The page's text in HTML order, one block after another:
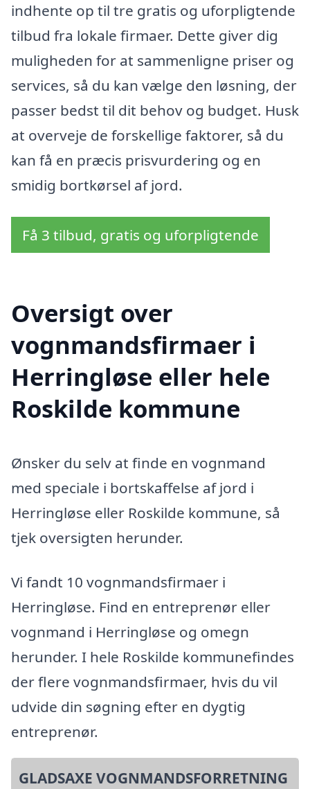
indhente op til tre gratis og uforpligtende
tilbud fra lokale firmaer. Dette giver dig
muligheden for at sammenligne priser og
services, så du kan vælge den løsning, der
passer bedst til dit behov og budget. Husk
at overveje de forskellige faktorer, så du
kan få en præcis prisvurdering og en
smidig bortkørsel af jord.
Få 3 tilbud, gratis og uforpligtende
Oversigt over
vognmandsfirmaer i
Herringløse eller hele
Roskilde kommune
Ønsker du selv at finde en vognmand
med speciale i bortskaffelse af jord i
Herringløse eller Roskilde kommune, så
tjek oversigten herunder.
Vi fandt 10 vognmandsfirmaer i
Herringløse. Find en entreprenør eller
vognmand i Herringløse og omegn
herunder. I hele Roskilde kommunefindes
der flere vognmandsfirmaer, hvis du vil
udvide din søgning efter en dygtig
entreprenør.
GLADSAXE VOGNMANDSFORRETNING